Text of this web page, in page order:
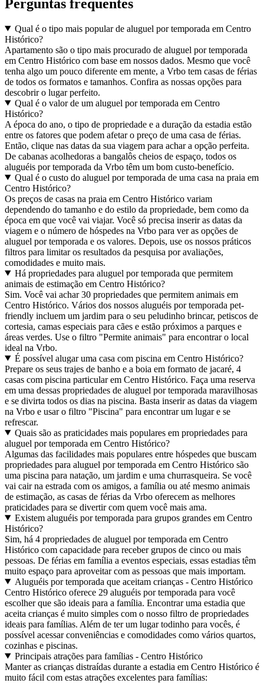
Perguntas frequentes
Qual é o tipo mais popular de aluguel por temporada em Centro
Histórico?
Apartamento são o tipo mais procurado de aluguel por temporada
em Centro Histórico com base em nossos dados. Mesmo que você
tenha algo um pouco diferente em mente, a Vrbo tem casas de férias
de todos os formatos e tamanhos. Confira as nossas opções para
descobrir o lugar perfeito.
Qual é o valor de um aluguel por temporada em Centro
Histórico?
A época do ano, o tipo de propriedade e a duração da estadia estão
entre os fatores que podem afetar o preço de uma casa de férias.
Então, clique nas datas da sua viagem para achar a opção perfeita.
De cabanas acolhedoras a bangalôs cheios de espaço, todos os
aluguéis por temporada da Vrbo têm um bom custo-benefício.
Qual é o custo do aluguel por temporada de uma casa na praia em
Centro Histórico?
Os preços de casas na praia em Centro Histórico variam
dependendo do tamanho e do estilo da propriedade, bem como da
época em que você vai viajar. Você só precisa inserir as datas da
viagem e o número de hóspedes na Vrbo para ver as opções de
aluguel por temporada e os valores. Depois, use os nossos práticos
filtros para limitar os resultados da pesquisa por avaliações,
comodidades e muito mais.
Há propriedades para aluguel por temporada que permitem
animais de estimação em Centro Histórico?
Sim. Você vai achar 30 propriedades que permitem animais em
Centro Histórico. Vários dos nossos aluguéis por temporada pet-
friendly incluem um jardim para o seu peludinho brincar, petiscos de
cortesia, camas especiais para cães e estão próximos a parques e
áreas verdes. Use o filtro "Permite animais" para encontrar o local
ideal na Vrbo.
É possível alugar uma casa com piscina em Centro Histórico?
Prepare os seus trajes de banho e a boia em formato de jacaré, 4
casas com piscina particular em Centro Histórico. Faça uma reserva
em uma dessas propriedades de aluguel por temporada maravilhosas
e se divirta todos os dias na piscina. Basta inserir as datas da viagem
na Vrbo e usar o filtro "Piscina" para encontrar um lugar e se
refrescar.
Quais são as praticidades mais populares em propriedades para
aluguel por temporada em Centro Histórico?
Algumas das facilidades mais populares entre hóspedes que buscam
propriedades para aluguel por temporada em Centro Histórico são
uma piscina para natação, um jardim e uma churrasqueira. Se você
vai cair na estrada com os amigos, a família ou até mesmo animais
de estimação, as casas de férias da Vrbo oferecem as melhores
praticidades para se divertir com quem você mais ama.
Existem aluguéis por temporada para grupos grandes em Centro
Histórico?
Sim, há 4 propriedades de aluguel por temporada em Centro
Histórico com capacidade para receber grupos de cinco ou mais
pessoas. De férias em família a eventos especiais, essas estadias têm
muito espaço para aproveitar com as pessoas que mais importam.
Aluguéis por temporada que aceitam crianças - Centro Histórico
Centro Histórico oferece 29 aluguéis por temporada para você
escolher que são ideais para a família. Encontrar uma estadia que
aceita crianças é muito simples com o nosso filtro de propriedades
ideais para famílias. Além de ter um lugar todinho para vocês, é
possível acessar conveniências e comodidades como vários quartos,
cozinhas e piscinas.
Principais atrações para famílias - Centro Histórico
Manter as crianças distraídas durante a estadia em Centro Histórico é
muito fácil com estas atrações excelentes para famílias: